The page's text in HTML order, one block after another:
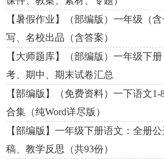
【暑假作业】（部编版）一年级（
写、名校出品（含答案）
【大师题库】（部编版）一年级下
考、期中、期末试卷汇总
【部编版】（免费资料）一下语文1-
合集（纯Word详尽版）
【部编版】一年级下册语文：全册
稿、教学反思（共93份）